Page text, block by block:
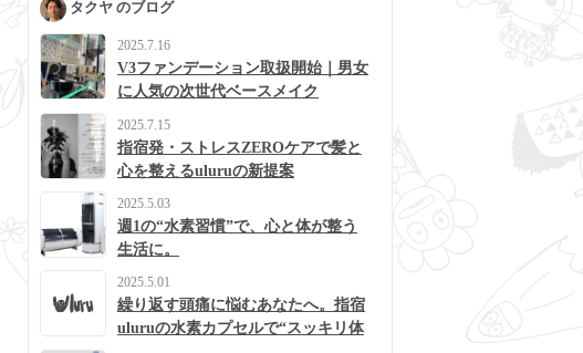
タクヤ のブログ
2025.7.16
V3ファンデーション取扱開始｜男女
に人気の次世代ベースメイク
2025.7.15
指宿発・ストレスZEROケアで髪と
心を整えるuluruの新提案
2025.5.03
週1の“水素習慣”で、心と体が整う
生活に。
2025.5.01
繰り返す頭痛に悩むあなたへ。指宿
uluruの水素カプセルで“スッキリ体